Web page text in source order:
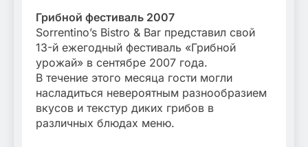
Грибной фестиваль 2007
Sorrentino’s Bistro & Bar представил свой
13-й ежегодный фестиваль «Грибной
урожай» в сентябре 2007 года.
В течение этого месяца гости могли
насладиться невероятным разнообразием
вкусов и текстур диких грибов в
различных блюдах меню.